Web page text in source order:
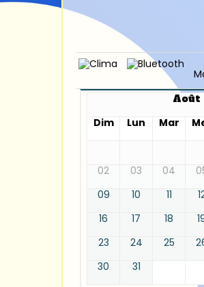
Août
Dim
Lun Mar
02
03 04
09
10 11
16
17 18
23
24 25
30
31